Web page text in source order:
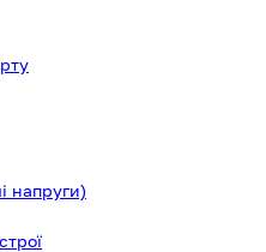
напруги)